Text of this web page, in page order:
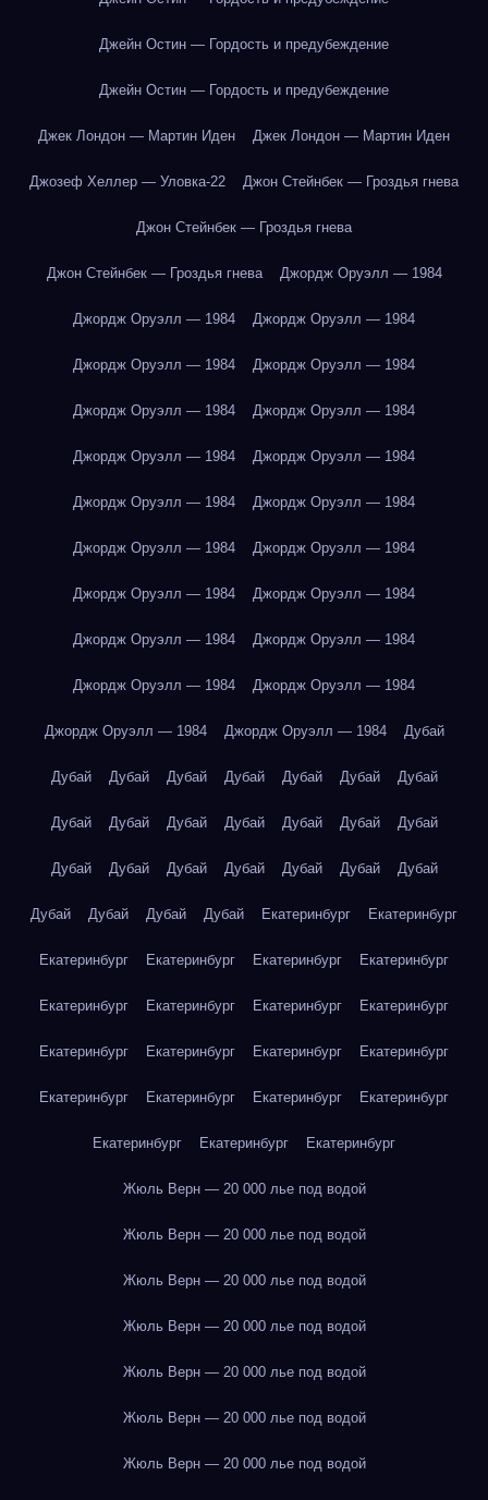
Джейн Остин — Гордость и предубеждение
Джейн Остин — Гордость и предубеждение
Джек Лондон — Мартин Иден Джек Лондон — Мартин Иден
Джозеф Хеллер — Уловка-22 Джон Стейнбек — Гроздья гнева
Джон Стейнбек — Гроздья гнева
Джон Стейнбек — Гроздья гнева Джордж Оруэлл — 1984
Джордж Оруэлл — 1984 Джордж Оруэлл — 1984
Джордж Оруэлл — 1984 Джордж Оруэлл — 1984
Джордж Оруэлл — 1984 Джордж Оруэлл — 1984
Джордж Оруэлл — 1984 Джордж Оруэлл — 1984
Джордж Оруэлл — 1984 Джордж Оруэлл — 1984
Джордж Оруэлл — 1984 Джордж Оруэлл — 1984
Джордж Оруэлл — 1984 Джордж Оруэлл — 1984
Джордж Оруэлл — 1984 Джордж Оруэлл — 1984
Джордж Оруэлл — 1984 Джордж Оруэлл — 1984
Джордж Оруэлл — 1984 Джордж Оруэлл — 1984 Дубай
Дубай Дубай Дубай Дубай Дубай Дубай Дубай
Дубай Дубай Дубай Дубай Дубай Дубай Дубай
Дубай Дубай Дубай Дубай Дубай Дубай Дубай
Дубай Дубай Дубай Дубай Екатеринбург Екатеринбург
Екатеринбург Екатеринбург Екатеринбург Екатеринбург
Екатеринбург Екатеринбург Екатеринбург Екатеринбург
Екатеринбург Екатеринбург Екатеринбург Екатеринбург
Екатеринбург Екатеринбург Екатеринбург Екатеринбург
Екатеринбург Екатеринбург Екатеринбург
Жюль Верн — 20 000 лье под водой
Жюль Верн — 20 000 лье под водой
Жюль Верн — 20 000 лье под водой
Жюль Верн — 20 000 лье под водой
Жюль Верн — 20 000 лье под водой
Жюль Верн — 20 000 лье под водой
Жюль Верн — 20 000 лье под водой